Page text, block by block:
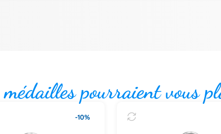
médailles pourraient vous
-10%